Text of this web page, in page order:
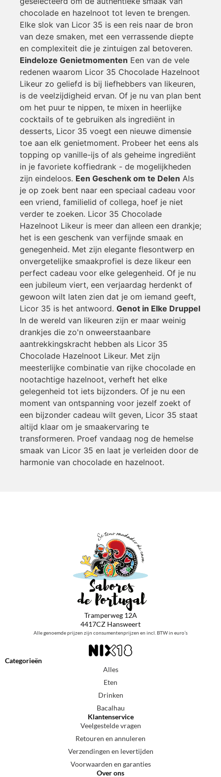
chocolade en hazelnoot tot leven te brengen.
Elke slok van Licor 35 is een reis naar de bron
van deze smaken, met een verrassende diepte
en complexiteit die je zintuigen zal betoveren.
Eindeloze Genietmomenten Een van de vele
redenen waarom Licor 35 Chocolade Hazelnoot
Likeur zo geliefd is bij liefhebbers van likeuren,
is de veelzijdigheid ervan. Of je nu van plan bent
om het puur te nippen, te mixen in heerlijke
cocktails of te gebruiken als ingrediënt in
desserts, Licor 35 voegt een nieuwe dimensie
toe aan elk genietmoment. Probeer het eens als
topping op vanille-ijs of als geheime ingrediënt
in je favoriete koffiedrank - de mogelijkheden
zijn eindeloos. Een Geschenk om te Delen Als
je op zoek bent naar een speciaal cadeau voor
een vriend, familielid of collega, hoef je niet
verder te zoeken. Licor 35 Chocolade
Hazelnoot Likeur is meer dan alleen een drankje;
het is een geschenk van verfijnde smaak en
genegenheid. Met zijn elegante flesontwerp en
onvergetelijke smaakprofiel is deze likeur een
perfect cadeau voor elke gelegenheid. Of je nu
een jubileum viert, een verjaardag herdenkt of
gewoon wilt laten zien dat je om iemand geeft,
Licor 35 is het antwoord. Genot in Elke Druppel
In de wereld van likeuren zijn er maar weinig
drankjes die zo'n onweerstaanbare
aantrekkingskracht hebben als Licor 35
Chocolade Hazelnoot Likeur. Met zijn
meesterlijke combinatie van rijke chocolade en
nootachtige hazelnoot, verheft het elke
gelegenheid tot iets bijzonders. Of je nu een
moment van ontspanning voor jezelf zoekt of
een bijzonder cadeau wilt geven, Licor 35 staat
altijd klaar om je smaakervaring te
transformeren. Proef vandaag nog de hemelse
smaak van Licor 35 en laat je verleiden door de
harmonie van chocolade en hazelnoot.
Tramperweg 12A
4417CZ Hansweert
Alle genoemde prijzen zijn consumentenprijzen en incl. BTW in euro’s
Categorieën
Alles
Eten
Drinken
Bacalhau
Klantenservice
Veelgestelde vragen
Retouren en annuleren
Verzendingen en levertijden
Voorwaarden en garanties
Over ons